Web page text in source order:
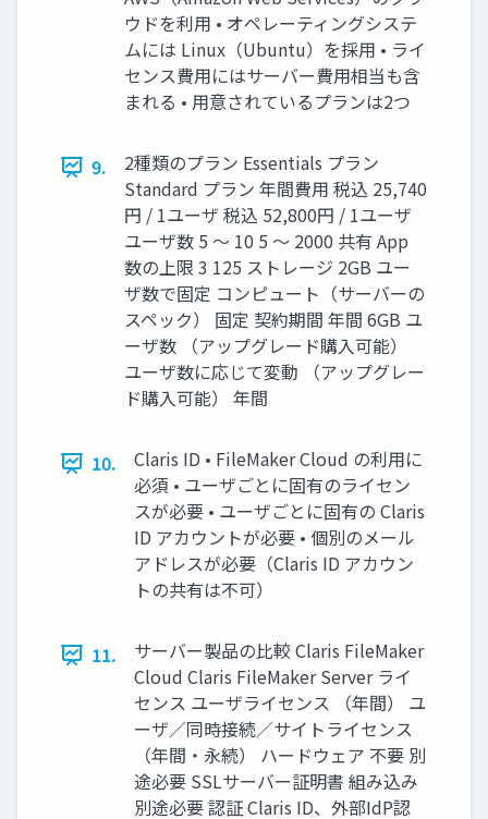
ウドを利用 • オペレーティングシステ
ムには Linux（Ubuntu）を採用 • ライ
センス費用にはサーバー費用相当も含
まれる • 用意されているプランは2つ
9.
2種類のプラン Essentials プラン
Standard プラン 年間費用 税込 25,740
円 / 1ユーザ 税込 52,800円 / 1ユーザ
ユーザ数 5 〜 10 5 〜 2000 共有 App
数の上限 3 125 ストレージ 2GB ユー
ザ数で固定 コンピュート（サーバーの
スペック） 固定 契約期間 年間 6GB ユ
ーザ数 （アップグレード購入可能）
ユーザ数に応じて変動 （アップグレー
ド購入可能） 年間
10.
Claris ID • FileMaker Cloud の利用に
必須 • ユーザごとに固有のライセン
スが必要 • ユーザごとに固有の Claris
ID アカウントが必要 • 個別のメール
アドレスが必要（Claris ID アカウン
トの共有は不可）
11.
サーバー製品の比較 Claris FileMaker
Cloud Claris FileMaker Server ライ
センス ユーザライセンス （年間） ユ
ーザ／同時接続／サイトライセンス
（年間・永続） ハードウェア 不要 別
途必要 SSLサーバー証明書 組み込み
別途必要 認証 Claris ID、外部IdP認